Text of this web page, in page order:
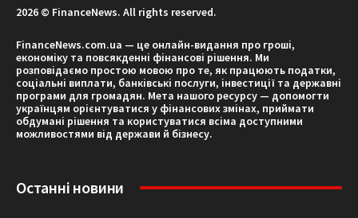
2026 © FinanceNews. All rights reserved.
FinanceNews.com.ua — це онлайн-видання про гроші,
економіку та повсякденні фінансові рішення. Ми
розповідаємо простою мовою про те, як працюють податки,
соціальні виплати, банківські послуги, інвестиції та державні
програми для громадян. Мета нашого ресурсу — допомогти
українцям орієнтуватися у фінансових змінах, приймати
обдумані рішення та користуватися всіма доступними
можливостями від держави й бізнесу.
Останні новини